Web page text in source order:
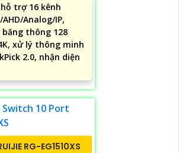
hỗ trợ 16 kênh
Analog/IP,
băng thông 128
xử lý thông minh
2.0, nhận diện
RG-EG1510XS